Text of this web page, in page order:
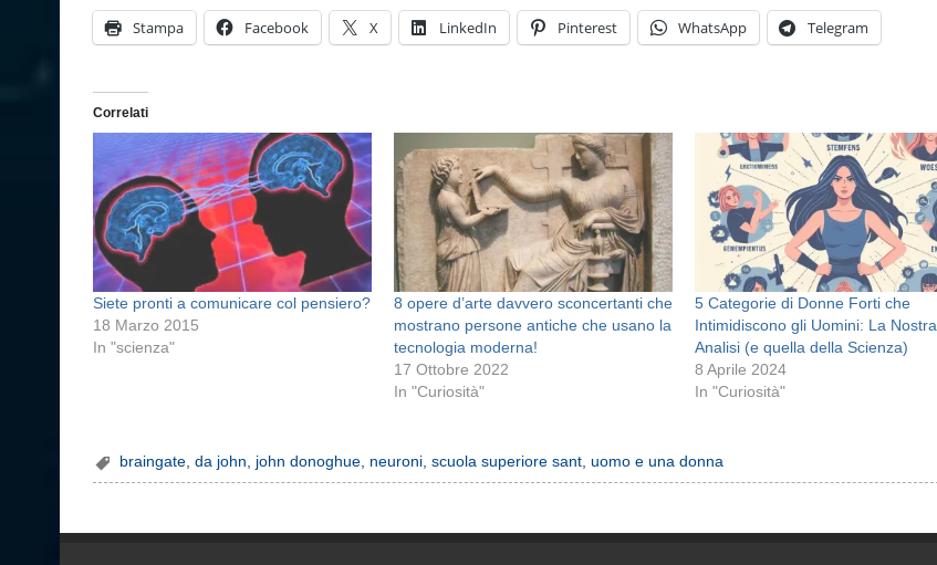
Stampa Facebook X LinkedIn Pinterest WhatsApp Telegram
Correlati
Siete pronti a comunicare col pensiero?
18 Marzo 2015
In "scienza"
8 opere d’arte davvero sconcertanti che
mostrano persone antiche che usano la
tecnologia moderna!
17 Ottobre 2022
In "Curiosità"
5 Categorie di Donne Forti che
Intimidiscono gli Uomini: La Nostra
Analisi (e quella della Scienza)
8 Aprile 2024
In "Curiosità"
braingate ,da john john donoghue neuroni ,scuola superiore sant ,uomo e una donna